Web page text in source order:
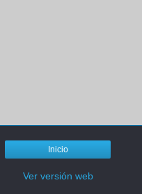
Inicio
Ver versión web